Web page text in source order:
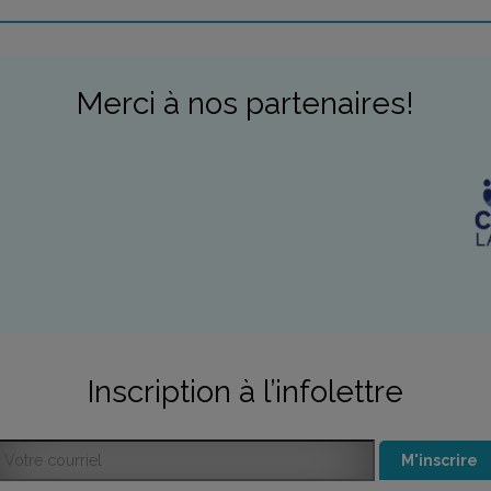
en place d’une banque d’employeurs
au PARKing Day Laval
Merci à nos partenaires!
Inscription à l’infolettre
M'inscrire